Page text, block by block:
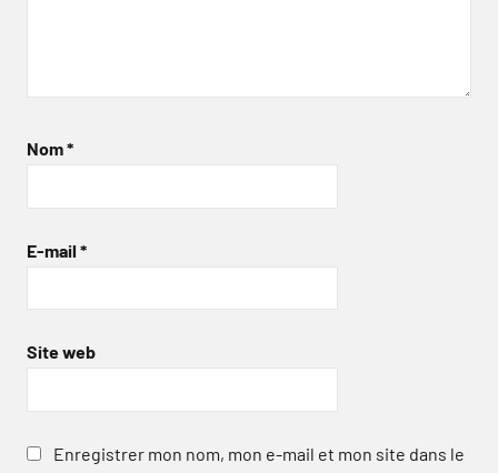
Nom*
E-mail *
Site web
Enregistrer mon nom, mon e-mail et mon site dans le